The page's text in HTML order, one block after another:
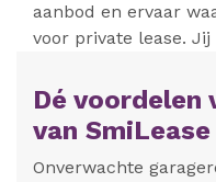
aanbod en ervaar
voor private lease.
Dé voordelen
van SmiLease
Onverwachte